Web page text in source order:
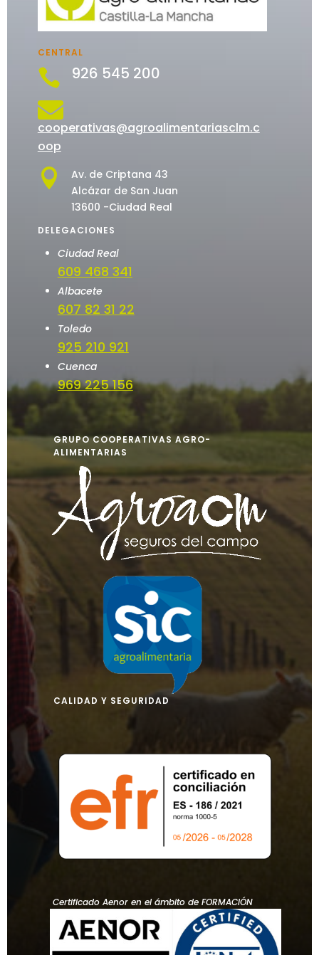
CENTRAL
 926 545 200

cooperativas@agroalimentariasclm.c
oop

Av. de Criptana 43
Alcázar de San Juan
13600 -Ciudad Real
DELEGACIONES
Ciudad Real
609 468 341
Albacete
607 82 31 22
Toledo
925 210 921
Cuenca
969 225 156
GRUPO COOPERATIVAS AGRO-
ALIMENTARIAS
CALIDAD Y SEGURIDAD
Certificado Aenor en el ámbito de FORMACIÓN